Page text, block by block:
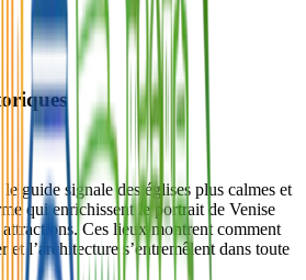
guide signale des églises plus calmes et
qui enrichissent le portrait de Venise
Ces lieux montrent comment
et l’architecture s’entremêlent dans toute